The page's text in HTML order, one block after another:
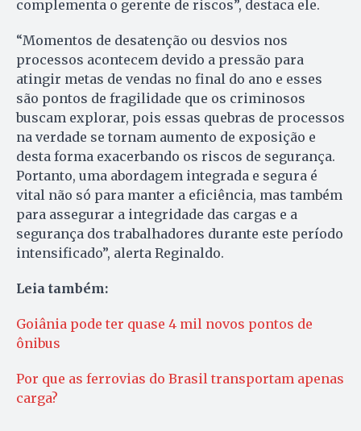
complementa o gerente de riscos”, destaca ele.
“Momentos de desatenção ou desvios nos
processos acontecem devido a pressão para
atingir metas de vendas no final do ano e esses
são pontos de fragilidade que os criminosos
buscam explorar, pois essas quebras de processos
na verdade se tornam aumento de exposição e
desta forma exacerbando os riscos de segurança.
Portanto, uma abordagem integrada e segura é
vital não só para manter a eficiência, mas também
para assegurar a integridade das cargas e a
segurança dos trabalhadores durante este período
intensificado”, alerta Reginaldo.
Leia também:
Goiânia pode ter quase 4 mil novos pontos de
ônibus
Por que as ferrovias do Brasil transportam apenas
carga?